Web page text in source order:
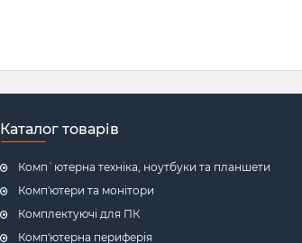
Каталог товарів
Комп`ютерна техніка, ноутбуки та планшети
Комп'ютери та монітори
Комплектуючі для ПК
Комп'ютерна периферія